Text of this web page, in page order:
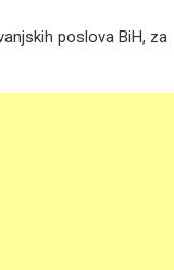
poslova BiH, za